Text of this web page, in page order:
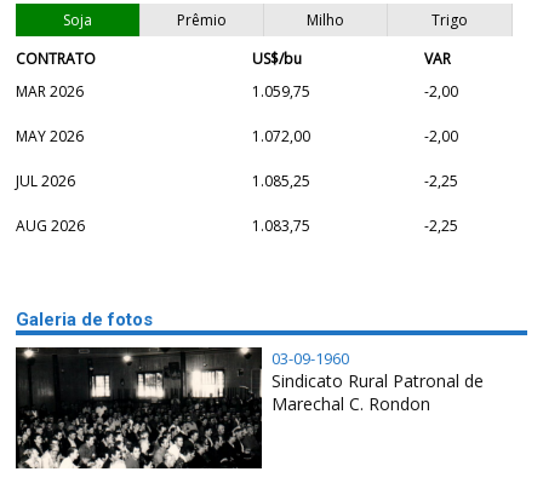
Soja Prêmio Milho
Trigo
CONTRATO
US$/bu
VAR
MAR 2026
1.059,75 -2,00
MAY 2026 1.072,00 -2,00
JUL 2026 1.085,25 -2,25
AUG 2026 1.083,75 -2,25
Galeria de fotos
03-09-1960
Sindicato Rural Patronal de
Marechal C. Rondon